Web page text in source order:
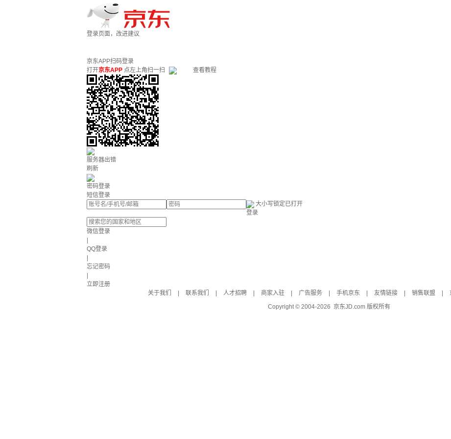
登录页面，改进建议
京东APP扫码登录
打开京东APP 点左上角扫一扫 查看教程
服务器出错
刷新
密码登录
短信登录
大小写锁定已打开
登录
微信登录
QQ登录
忘记密码
立即注册
关于我们
联系我们 人才招聘 商家入驻 广告服务 手机京东 友情链接 销售联盟
Copyright © 2004-2026 京东JD.com 版权所有